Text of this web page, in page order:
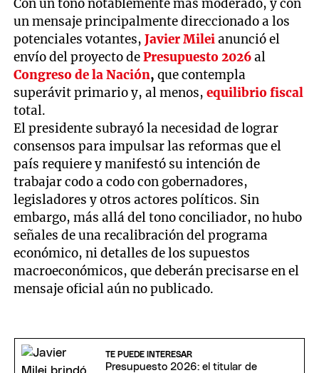
Con un tono notablemente más moderado, y con
un mensaje principalmente direccionado a los
potenciales votantes, Javier Mileianunció el
envío del proyecto dePresupuesto 2026al
Congreso de la Nación, que contempla
superávit primario y, al menos,equilibrio fiscal
total.
El presidente subrayó la necesidad de lograr
consensos para impulsar las reformas que el
país requiere y manifestó su intención de
trabajar codo a codo con gobernadores,
legisladores y otros actores políticos. Sin
embargo, más allá del tono conciliador, no hubo
señales de una recalibración del programa
económico, ni detalles de los supuestos
macroeconómicos, que deberán precisarse en el
mensaje oficial aún no publicado.
TE PUEDE INTERESAR
Presupuesto 2026: el titular de